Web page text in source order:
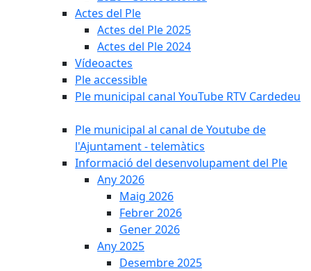
Actes del Ple
Actes del Ple 2025
Actes del Ple 2024
Vídeoactes
Ple accessible
Ple municipal canal YouTube RTV Cardedeu
Ple municipal al canal de Youtube de
l'Ajuntament - telemàtics
Informació del desenvolupament del Ple
Any 2026
Maig 2026
Febrer 2026
Gener 2026
Any 2025
Desembre 2025